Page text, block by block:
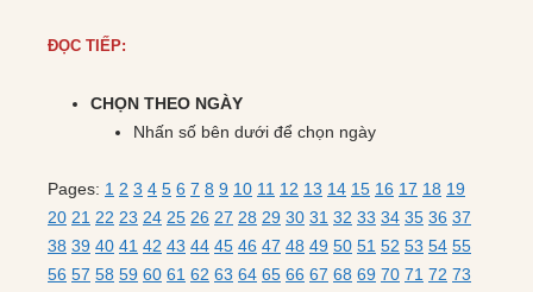
ĐỌC TIẾP:
CHỌN THEO NGÀY
Nhấn số bên dưới để chọn ngày
Pages: 1 2 3 4 5 6 7 8 9 10 11 12 13 14 15 16 17 18 19
20 21 22 23 24 25 26 27 28 29 30 31 32 33 34 35 36 37
38 39 40 41 42 43 44 45 46 47 48 49 50 51 52 53 54 55
56 57 58 59 60 61 62 63 64 65 66 67 68 69 70 71 72 73